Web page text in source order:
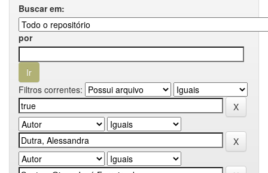
Buscar em:
por
Filtros correntes: